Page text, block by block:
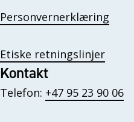
Personvernerklæring
Etiske retningslinjer
Kontakt
Telefon: +47 95 23 90 06